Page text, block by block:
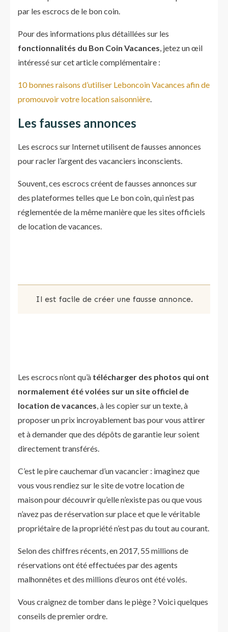
par les escrocs de le bon coin.
Pour des informations plus détaillées sur les
fonctionnalités du Bon Coin Vacances, jetez un œil
intéressé sur cet article complémentaire :
10 bonnes raisons d’utiliser Leboncoin Vacances afin de
promouvoir votre location saisonnière.
Les fausses annonces
Les escrocs sur Internet utilisent de fausses annonces
pour racler l’argent des vacanciers inconscients.
Souvent, ces escrocs créent de fausses annonces sur
des plateformes telles que Le bon coin, qui n’est pas
réglementée de la même manière que les sites officiels
de location de vacances.
Il est facile de créer une fausse annonce.
Les escrocs n’ont qu’à télécharger des photos qui ont
normalement été volées sur un site officiel de
location de vacances, à les copier sur un texte, à
proposer un prix incroyablement bas pour vous attirer
et à demander que des dépôts de garantie leur soient
directement transférés.
C’est le pire cauchemar d’un vacancier : imaginez que
vous vous rendiez sur le site de votre location de
maison pour découvrir qu’elle n’existe pas ou que vous
n’avez pas de réservation sur place et que le véritable
propriétaire de la propriété n’est pas du tout au courant.
Selon des chiffres récents, en 2017, 55 millions de
réservations ont été effectuées par des agents
malhonnêtes et des millions d’euros ont été volés.
Vous craignez de tomber dans le piège ? Voici quelques
conseils de premier ordre.